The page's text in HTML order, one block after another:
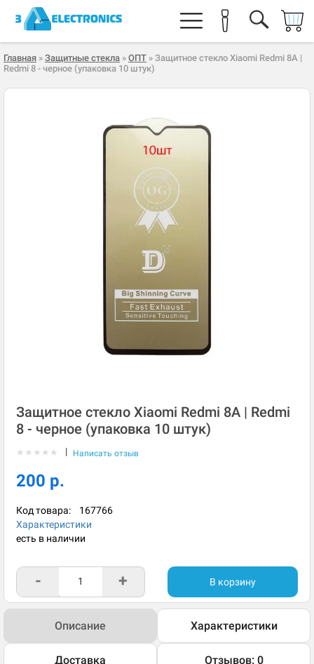
Главная » Защитные стекла » ОПТ » Защитное стекло Xiaomi Redmi 8A |
Redmi 8 - черное (упаковка 10 штук)
Защитное стекло Xiaomi Redmi 8A | Redmi
8 - черное (упаковка 10 штук)
★ ★ ★ ★ ★ | Написать отзыв
200 р.
Код товара: 167766
Характеристики
есть в наличии
- + В корзину
Описание Характеристики
Доставка Отзывов: 0